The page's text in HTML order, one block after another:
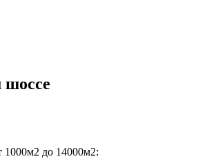
шоссе
1000м2 до 14000м2: